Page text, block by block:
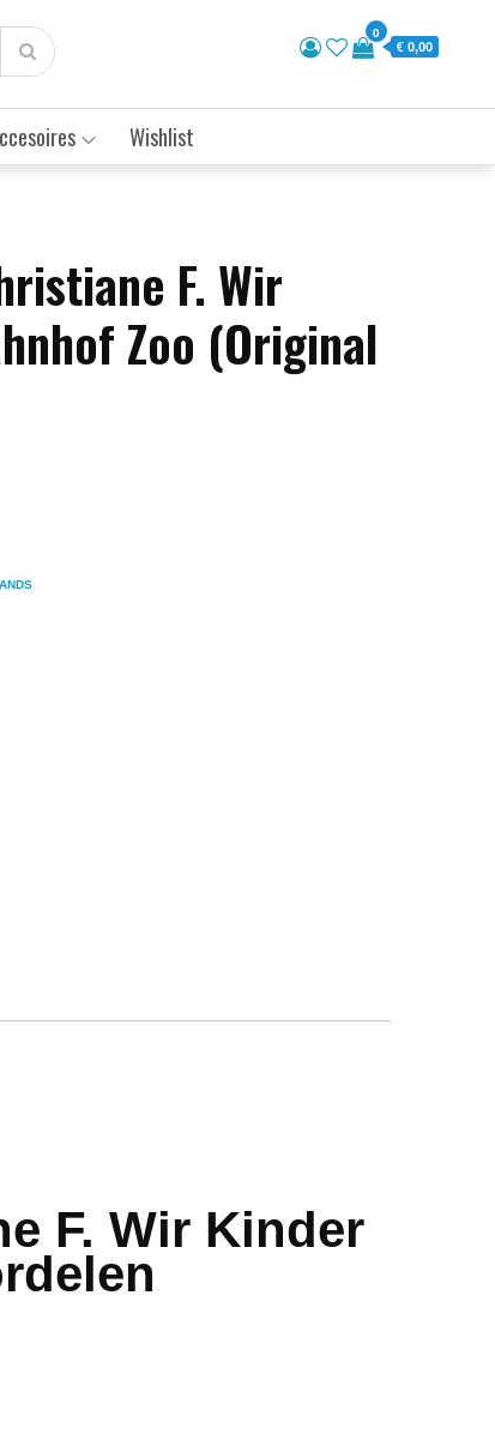
0
€ 0,00
Wishlist
F. Wir
Zoo (Original
F. Wir Kinder